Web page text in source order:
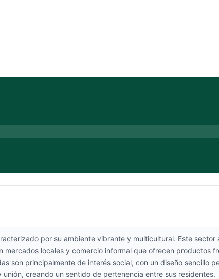
por su ambiente vibrante y multicultural. Este
locales y comercio informal que ofrecen productos
son principalmente de interés social, con un diseño sencillo
creando un sentido de pertenencia entre sus residentes.